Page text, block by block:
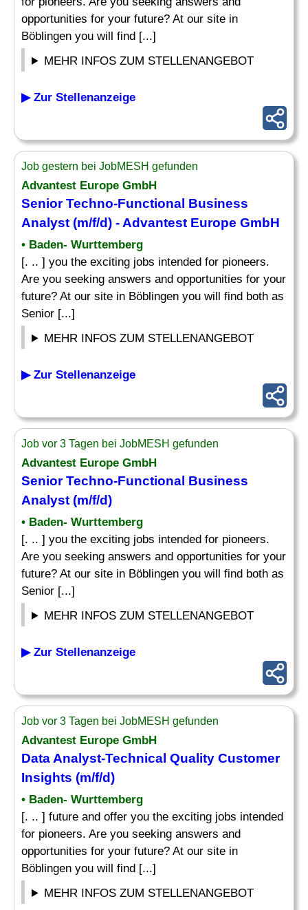
opportunities for your future? At our site in
Böblingen you will find [...]
MEHR INFOS ZUM STELLENANGEBOT
▶ Zur Stellenanzeige
Job gestern bei JobMESH gefunden
Advantest Europe GmbH
Senior Techno-Functional Business
Analyst (m/f/d) - Advantest Europe GmbH
• Baden- Wurttemberg
[. .. ] you the exciting jobs intended for pioneers.
Are you seeking answers and opportunities for your
future? At our site in Böblingen you will find both as
Senior [...]
MEHR INFOS ZUM STELLENANGEBOT
▶ Zur Stellenanzeige
Job vor 3 Tagen bei JobMESH gefunden
Advantest Europe GmbH
Senior Techno-Functional Business
Analyst (m/f/d)
• Baden- Wurttemberg
[. .. ] you the exciting jobs intended for pioneers.
Are you seeking answers and opportunities for your
future? At our site in Böblingen you will find both as
Senior [...]
MEHR INFOS ZUM STELLENANGEBOT
▶ Zur Stellenanzeige
Job vor 3 Tagen bei JobMESH gefunden
Advantest Europe GmbH
Data Analyst-Technical Quality Customer
Insights (m/f/d)
• Baden- Wurttemberg
[. .. ] future and offer you the exciting jobs intended
for pioneers. Are you seeking answers and
opportunities for your future? At our site in
Böblingen you will find [...]
MEHR INFOS ZUM STELLENANGEBOT